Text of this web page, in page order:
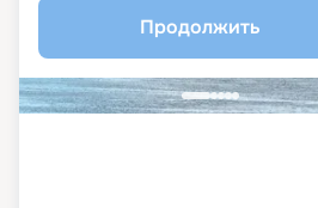
Продолжить